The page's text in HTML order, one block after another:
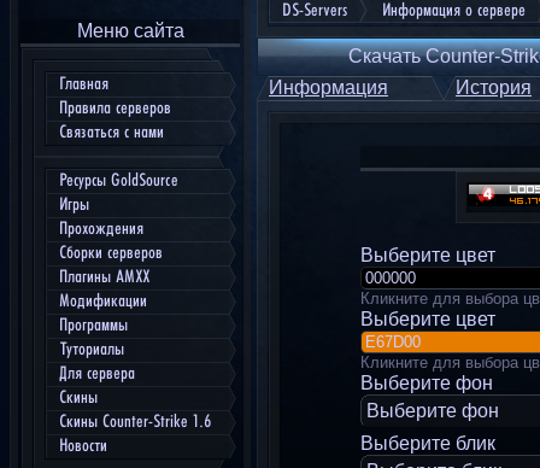
Меню сайта
Главная
Правила серверов
Связаться с нами
Ресурсы GoldSource
Игры
Прохождения
Сборки серверов
Плагины AMXX
Модификации
Программы
Туториалы
Для сервера
Скины
Скины Counter-Strike 1.6
Новости
DS-Servers Информация о сервере
Скачать Counter-
Информация
История
Выберите цвет
Кликните для выбора
Выберите цвет
Кликните для выбора
Выберите фон
Выберите фон
Выберите блик